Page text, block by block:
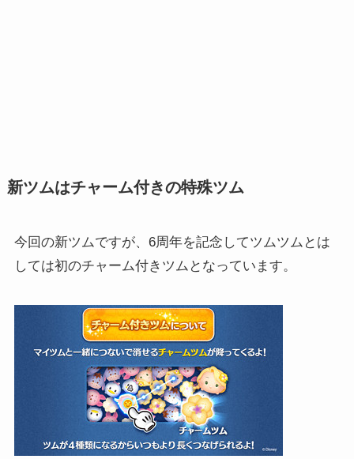
新ツムはチャーム付きの特殊ツム
今回の新ツムですが、6周年を記念してツムツムとは
しては初のチャーム付きツムとなっています。